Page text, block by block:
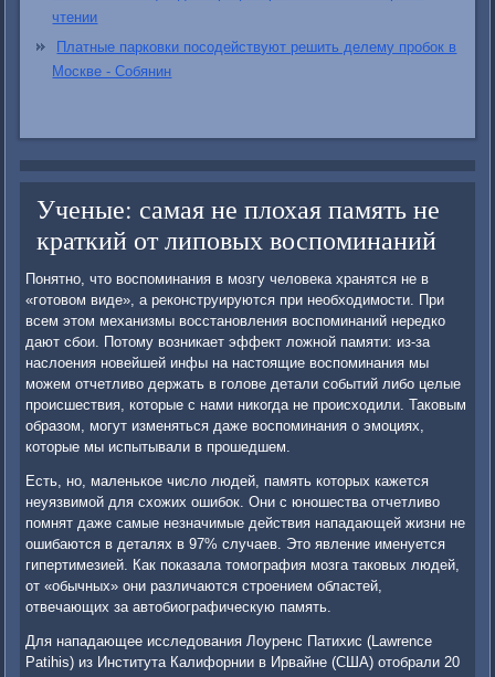
чтении
Платные парковки посодействуют решить делему пробок в
Москве - Собянин
Ученые: самая не плохая память не
краткий от липовых воспоминаний
Понятно, что воспоминания в мозгу человека хранятся не в
«готовом виде», а реконструируются при необходимости. При
всем этом механизмы восстановления воспоминаний нередко
дают сбои. Потому возникает эффект ложной памяти: из-за
наслоения новейшей инфы на настоящие воспоминания мы
можем отчетливо держать в голове детали событий либо целые
происшествия, которые с нами никогда не происходили. Таковым
образом, могут изменяться даже воспоминания о эмоциях,
которые мы испытывали в прошедшем.
Есть, но, маленькое число людей, память которых кажется
неуязвимой для схожих ошибок. Они с юношества отчетливо
помнят даже самые незначимые действия нападающей жизни не
ошибаются в деталях в 97% случаев. Это явление именуется
гипертимезией. Как показала томография мозга таковых людей,
от «обычных» они различаются строением областей,
отвечающих за автобиографическую память.
Для нападающее исследования Лоуренс Патихис (Lawrence
Patihis) из Института Калифорнии в Ирвайне (США) отобрали 20